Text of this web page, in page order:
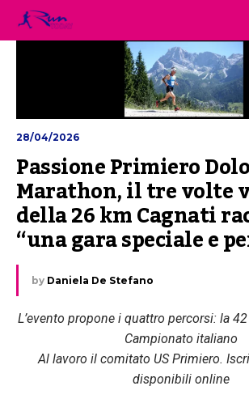
28/04/2026
Passione Primiero
Marathon, il tre volte
della 26 km Cagnati
“una gara speciale e
by Daniela De Stefano
L’evento propone i quattro percorsi: la
Campionato italiano
Al lavoro il comitato US Primiero.
disponibili online